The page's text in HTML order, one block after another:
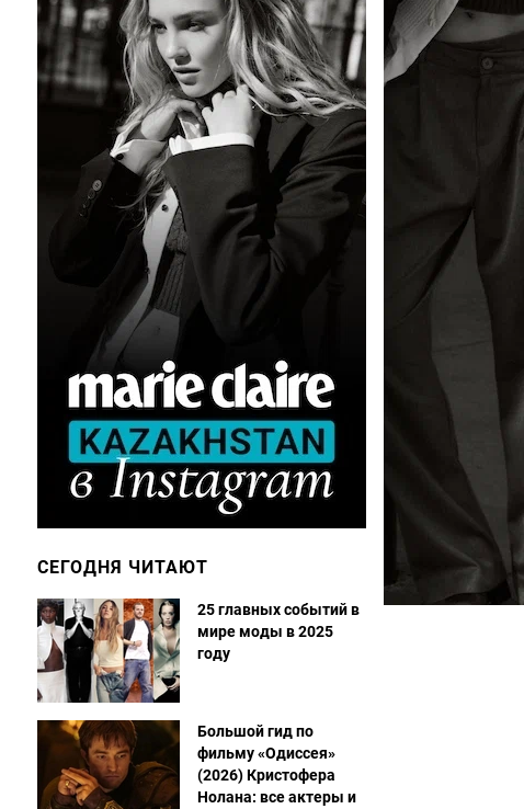
СЕГОДНЯ ЧИТАЮТ
25 главных событий в
мире моды в 2025
году
Большой гид по
фильму «Одиссея»
(2026) Кристофера
Нолана: все актеры и